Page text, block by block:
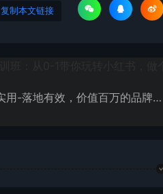
复制本文链接
营销实操培训班：简单实用-落地有效，价值百万的品牌营销底层逻辑